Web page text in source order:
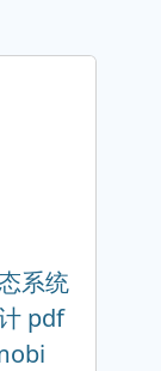
系统
pdf